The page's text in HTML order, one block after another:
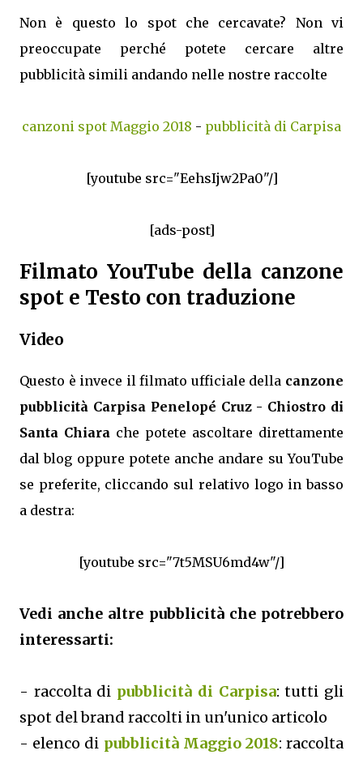
Non è questo lo spot che cercavate? Non vi
preoccupate perché potete cercare altre
pubblicità simili andando nelle nostre raccolte
canzoni spot Maggio 2018 - pubblicità di Carpisa
[youtube src="EehsIjw2Pa0"/]
[ads-post]
Filmato YouTube della canzone
spot e Testo con traduzione
Video
Questo è invece il filmato ufficiale della canzone
pubblicità Carpisa Penelopé Cruz - Chiostro di
Santa Chiara che potete ascoltare direttamente
dal blog oppure potete anche andare su YouTube
se preferite, cliccando sul relativo logo in basso
a destra:
[youtube src="7t5MSU6md4w"/]
Vedi anche altre pubblicità che potrebbero
interessarti:
- raccolta di pubblicità di Carpisa: tutti gli
spot del brand raccolti in un'unico articolo
- elenco di pubblicità Maggio 2018: raccolta